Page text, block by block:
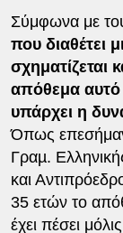
Σύμφωνα με
που διαθέτει
σχηματίζεται
απόθεμα αυτό
υπάρχει η
Όπως
Γραµ.
και
35 ετών το
έχει πέσει